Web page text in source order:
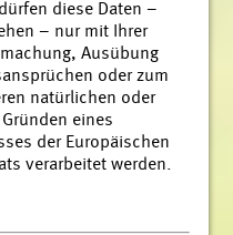
diese Daten –
– nur mit Ihrer
Ausübung
oder zum
natürlichen oder
eines
der Europäischen
verarbeitet werden.